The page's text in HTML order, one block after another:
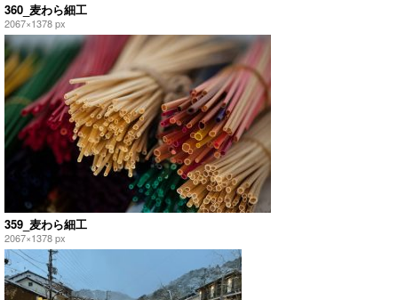
360_麦わら細工
2067×1378 px
359_麦わら細工
2067×1378 px